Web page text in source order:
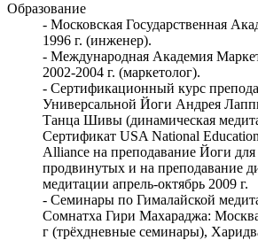
Образование
- Московская Государственная
1996 г. (инженер).
- Международная Академия
2002-2004 г. (маркетолог).
- Сертификационный курс
Универсальной Йоги Андрея
Танца Шивы (динамическая
Сертификат USA National
Alliance на преподавание Йоги
продвинутых и на преподавание
медитации апрель-октябрь 2009 г.
- Семинары по Гималайской
Сомнатха Гири Махараджа:
г (трёхдневные семинары),